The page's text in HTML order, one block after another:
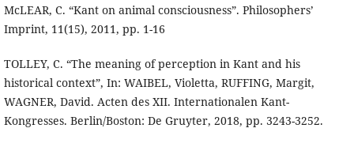
McLEAR, C. “Kant on animal consciousness”. Philosophers’
Imprint, 11(15), 2011, pp. 1-16
TOLLEY, C. “The meaning of perception in Kant and his
historical context”, In: WAIBEL, Violetta, RUFFING, Margit,
WAGNER, David. Acten des XII. Internationalen Kant-
Kongresses. Berlin/Boston: De Gruyter, 2018, pp. 3243-3252.